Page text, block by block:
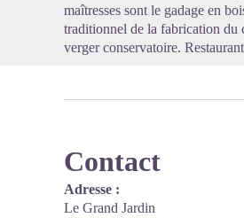
maîtresses sont le gadage en
traditionnel de la fabrication du
verger conservatoire.
Contact
Adresse :
Le Grand Jardin